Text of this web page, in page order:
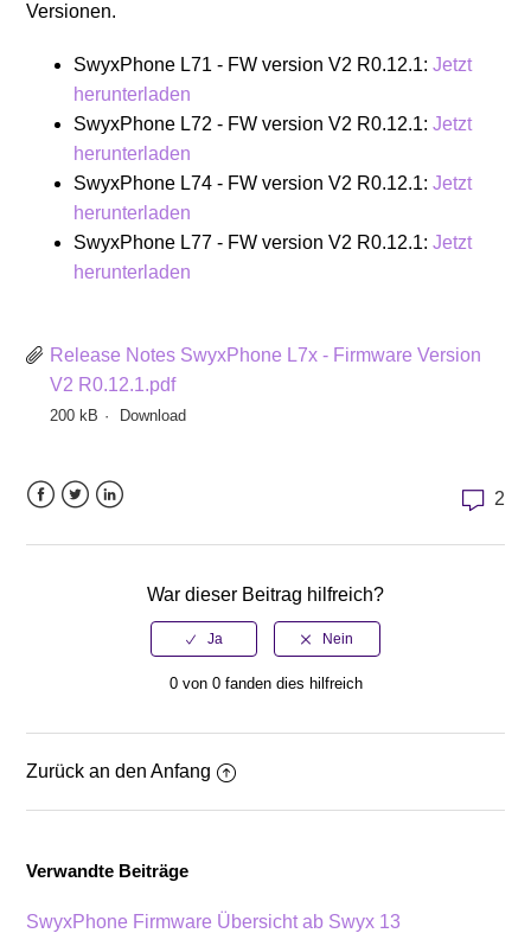
Versionen.
SwyxPhone L71 - FW version V2 R0.12.1:Jetzt
herunterladen
SwyxPhone L72 - FW version V2 R0.12.1:Jetzt
herunterladen
SwyxPhone L74 - FW version V2 R0.12.1:Jetzt
herunterladen
SwyxPhone L77 - FW version V2 R0.12.1:Jetzt
herunterladen
Release Notes SwyxPhone L7x - Firmware Version
V2 R0.12.1.pdf
200 kB Download
2
War dieser Beitrag hilfreich?
0 von 0 fanden dies hilfreich
Zurück an den Anfang
Verwandte Beiträge
SwyxPhone Firmware Übersicht ab Swyx 13